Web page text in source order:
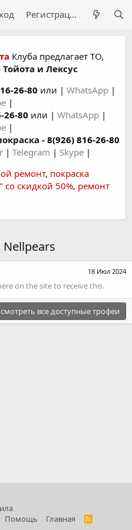
Регистрация
Клуба предлагает ТО,
Тойота и Лексус
26-80 или | WhatsApp |
|
26-80 или | WhatsApp |
|
- 8(926) 816-26-80
| Telegram | Skype |
ремонт, покраска
со скидкой 50%, ремонт
18 Июл 2024
on the site to receive this.
все доступные трофеи
Помощь Главная
R